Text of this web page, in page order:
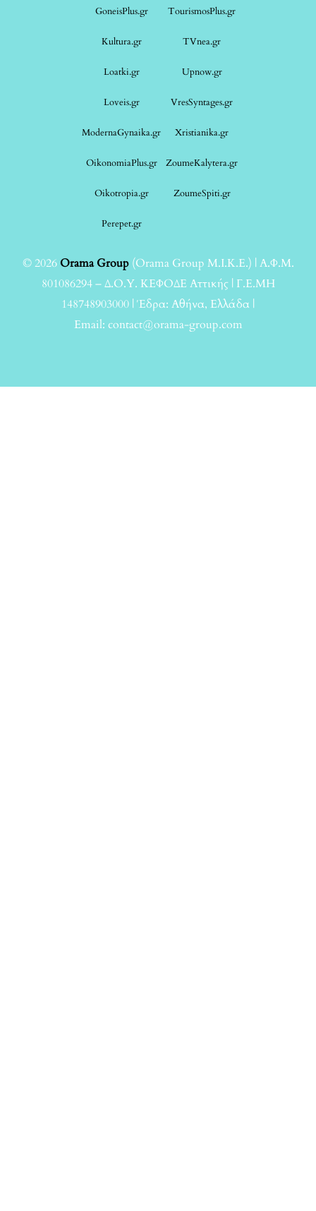
GoneisPlus.gr TourismosPlus.gr
Kultura.gr TVnea.gr
Loatki.gr Upnow.gr
Loveis.gr VresSyntages.gr
ModernaGynaika.gr Xristianika.gr
OikonomiaPlus.gr ZoumeKalytera.gr
Oikotropia.gr ZoumeSpiti.gr
Perepet.gr
© 2026Orama Group(Orama Group Μ.Ι.Κ.Ε.) | Α.Φ.Μ.
801086294 – Δ.Ο.Υ. ΚΕΦΟΔΕ Αττικής | Γ.Ε.ΜΗ
148748903000 | Έδρα: Αθήνα, Ελλάδα |
Email: contact@orama-group.com